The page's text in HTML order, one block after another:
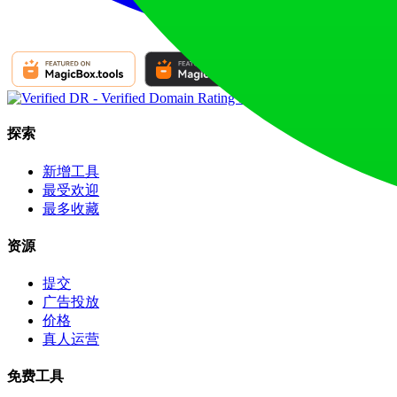
探索
新增工具
最受欢迎
最多收藏
资源
提交
广告投放
价格
真人运营
免费工具